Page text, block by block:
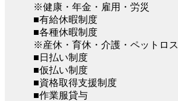
※健康・年金・雇用・労災
■有給休暇制度
■各種休暇制度
※産休・育休・介護・ペットロ
■日払い制度
■仮払い制度
■資格取得支援制度
■作業服貸与